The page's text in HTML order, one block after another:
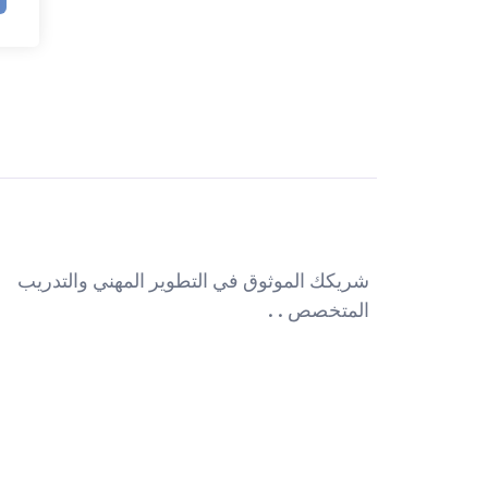
شريكك الموثوق في التطوير المهني والتدريب
المتخصص . .